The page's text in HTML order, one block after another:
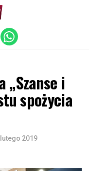
„Szanse i
spożycia
2019